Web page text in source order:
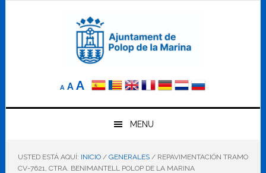
A
Reducir
elA Tamaño
AAumentar
el
tamaño
letra
MENU
USTED ESTÁ AQUÍ: INICIO / GENERALES /REPAVIMENTACIÓN TRAMO
CV-7621, CTRA. BENIMANTELL POLOP DE LA MARINA